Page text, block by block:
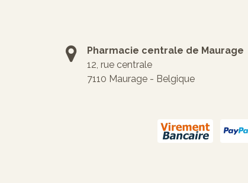
Pharmacie centrale de Maurage
12, rue centrale
7110 Maurage - Belgique